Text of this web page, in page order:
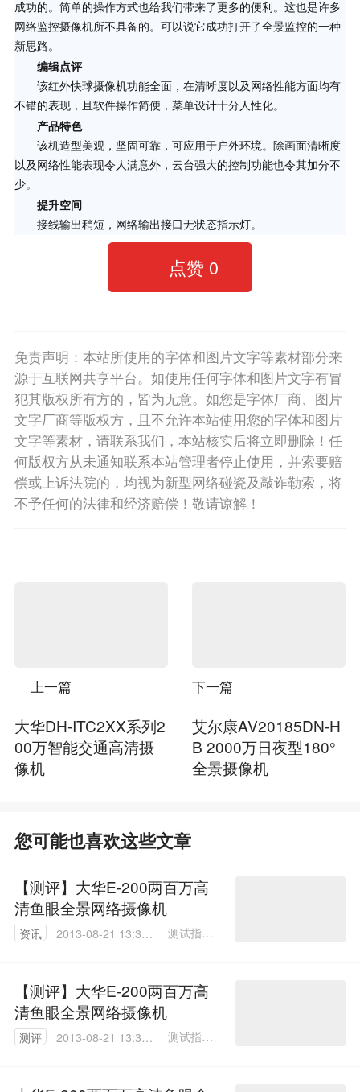
成功的。简单的操作方式也给我们带来了更多的便利。这也是许多
网络监控摄像机所不具备的。可以说它成功打开了全景监控的一种
新思路。
编辑点评
该红外快球摄像机功能全面，在清晰度以及网络性能方面均有
不错的表现，且软件操作简便，菜单设计十分人性化。
产品特色
该机造型美观，坚固可靠，可应用于户外环境。除画面清晰度
以及网络性能表现令人满意外，云台强大的控制功能也令其加分不
少。
提升空间
接线输出稍短，网络输出接口无状态指示灯。
点赞 0
免责声明：本站所使用的字体和图片文字等素材部分来
源于互联网共享平台。如使用任何字体和图片文字有冒
犯其版权所有方的，皆为无意。如您是字体厂商、图片
文字厂商等版权方，且不允许本站使用您的字体和图片
文字等素材，请联系我们，本站核实后将立即删除！任
何版权方从未通知联系本站管理者停止使用，并索要赔
偿或上诉法院的，均视为新型网络碰瓷及敲诈勒索，将
不予任何的法律和经济赔偿！敬请谅解！
上一篇
大华DH-ITC2XX系列2
00万智能交通高清摄
像机
下一篇
艾尔康AV20185DN-H
B 2000万日夜型180°
全景摄像机
您可能也喜欢这些文章
【测评】大华E-200两百万高
清鱼眼全景网络摄像机
资讯
2013-08-21 13:34:
测试指导/
【测评】大华E-200两百万高
清鱼眼全景网络摄像机
测评
2013-08-21 13:34:
测试指导/